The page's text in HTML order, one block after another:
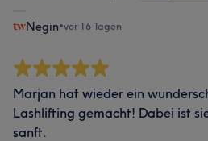
Negin•vor 16 Tagen
Marjan hat wieder ein
Lashlifting gemacht! Dabei ist
sanft.